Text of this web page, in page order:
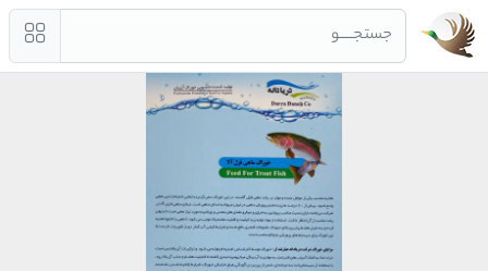
جستجــــو